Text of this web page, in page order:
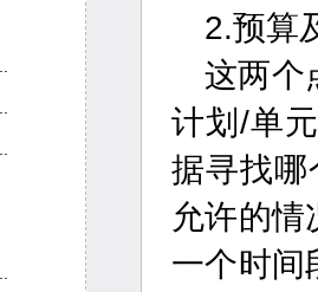
2.预算
这两个
计划/单
据寻找
允许的情
一个时间